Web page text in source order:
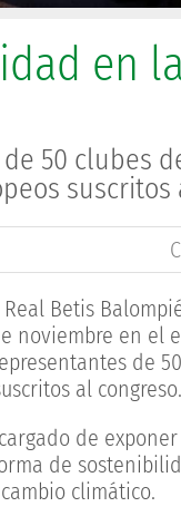
en
50 clubes
suscritos
Betis
noviembre en el
de
al congreso.
de
de
climático.